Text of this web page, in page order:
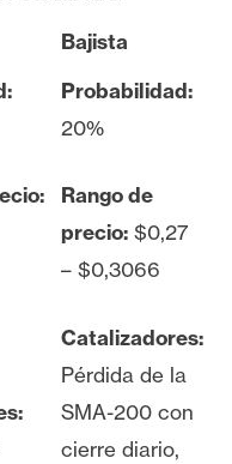
Bajista
Probabilidad:
20%
Rango de
precio: $0,27
– $0,3066
Catalizadores:
Pérdida de la
SMA-200 con
cierre diario,